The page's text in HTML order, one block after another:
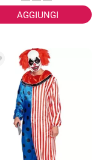
AGGIUNGI